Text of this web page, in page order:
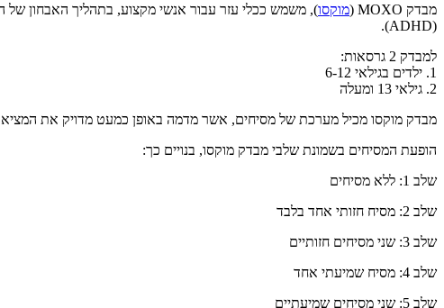
מבדק MOXO ( מוקסו), משמש ככלי עזר עבור אנשי מקצוע, בתהליך האבחון של
(ADHD).
למבדק 2 גרסאות:
1. ילדים בגילאי 6-12
2. גילאי 13 ומעלה
מבדק מוקסו מכיל מערכת של מסיחים, אשר מדמה באופן כמעט מדויק את
הופעת המסיחים בשמונת שלבי מבדק מוקסו, בנויים כך:
שלב 1: ללא מסיחים
שלב 2: מסיח חזותי אחד בלבד
שלב 3: שני מסיחים חזותיים
שלב 4: מסיח שמיעתי אחד
שלב 5: שני מסיחים שמיעתיים